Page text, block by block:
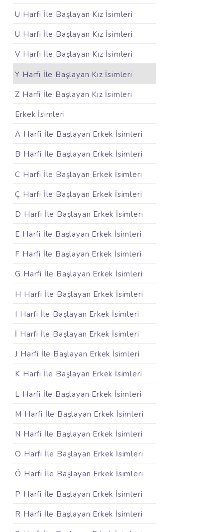
U Harfi İle Başlayan Kız İsimleri
Ü Harfi İle Başlayan Kız İsimleri
V Harfi İle Başlayan Kız İsimleri
Y Harfi İle Başlayan Kız İsimleri
Z Harfi İle Başlayan Kız İsimleri
Erkek İsimleri
A Harfi İle Başlayan Erkek İsimleri
B Harfi İle Başlayan Erkek İsimleri
C Harfi İle Başlayan Erkek İsimleri
Ç Harfi İle Başlayan Erkek İsimleri
D Harfi İle Başlayan Erkek İsimleri
E Harfi İle Başlayan Erkek İsimleri
F Harfi İle Başlayan Erkek İsimleri
G Harfi İle Başlayan Erkek İsimleri
H Harfi İle Başlayan Erkek İsimleri
I Harfi İle Başlayan Erkek İsimleri
İ Harfi İle Başlayan Erkek İsimleri
J Harfi İle Başlayan Erkek İsimleri
K Harfi İle Başlayan Erkek İsimleri
L Harfi İle Başlayan Erkek İsimleri
M Harfi İle Başlayan Erkek İsimleri
N Harfi İle Başlayan Erkek İsimleri
O Harfi İle Başlayan Erkek İsimleri
Ö Harfi İle Başlayan Erkek İsimleri
P Harfi İle Başlayan Erkek İsimleri
R Harfi İle Başlayan Erkek İsimleri